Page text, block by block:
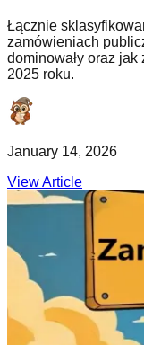
Łącznie
zamówieniach
dominowały oraz
2025 roku.
January 14, 2026
View Article